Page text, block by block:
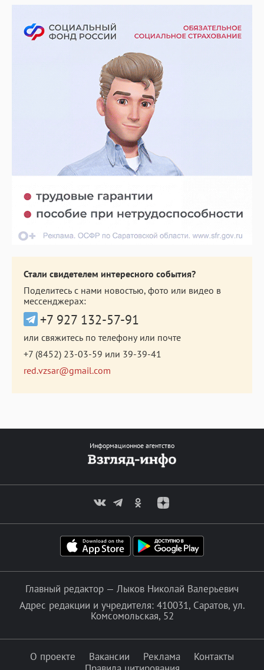
Стали свидетелем интересного события?
Поделитесь с нами новостью, фото или видео в
мессенджерах:
+7 927 132-57-91
или свяжитесь по телефону или почте
+7 (8452) 23-03-59 или 39-39-41
red.vzsar@gmail.com
Информационное агентство
Главный редактор — Лыков Николай Валерьевич
Адрес редакции и учредителя: 410031, Саратов, ул.
Комсомольская, 52
О проекте Вакансии Реклама
Контакты